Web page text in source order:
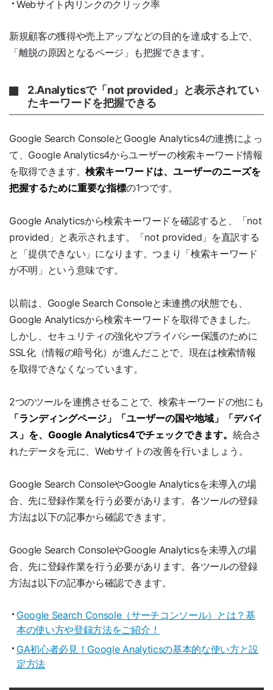
Webサイト内リンクのクリック率
新規顧客の獲得や売上アップなどの目的を達成する上で、
「離脱の原因となるページ」も把握できます。
2.Analyticsで「not provided」と表示されてい
たキーワードを把握できる
Google Search ConsoleとGoogle Analytics4の連携によっ
て、Google Analytics4からユーザーの検索キーワード情報
を取得できます。検索キーワードは、ユーザーのニーズを
把握するために重要な指標の1つです。
Google Analyticsから検索キーワードを確認すると、「not
provided」と表示されます。「not provided」を直訳する
と「提供できない」になります。つまり「検索キーワード
が不明」という意味です。
以前は、Google Search Consoleと未連携の状態でも、
Google Analyticsから検索キーワードを取得できました。
しかし、セキュリティの強化やプライバシー保護のために
SSL化（情報の暗号化）が進んだことで、現在は検索情報
を取得できなくなっています。
2つのツールを連携させることで、検索キーワードの他にも
「ランディングページ」「ユーザーの国や地域」「デバイ
ス」を、Google Analytics4でチェックできます。 統合さ
れたデータを元に、Webサイトの改善を行いましょう。
Google Search ConsoleやGoogle Analyticsを未導入の場
合、先に登録作業を行う必要があります。各ツールの登録
方法は以下の記事から確認できます。
Google Search ConsoleやGoogle Analyticsを未導入の場
合、先に登録作業を行う必要があります。各ツールの登録
方法は以下の記事から確認できます。
Google Search Console（サーチコンソール）とは？基
本の使い方や登録方法をご紹介！
GA初心者必見！Google Analyticsの基本的な使い方と設
定方法